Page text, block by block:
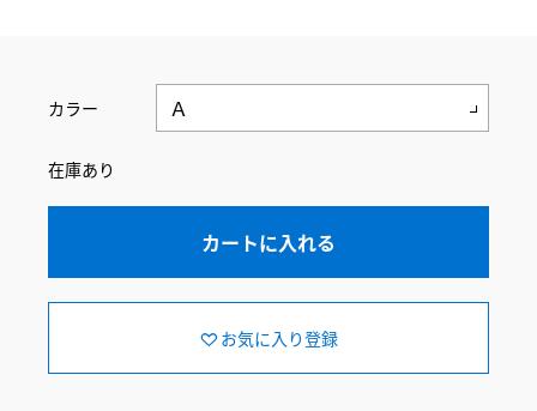
カラー
在庫あり
カートに入れる
お気に入り登録